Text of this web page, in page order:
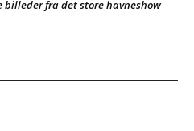
billeder fra det store havneshow